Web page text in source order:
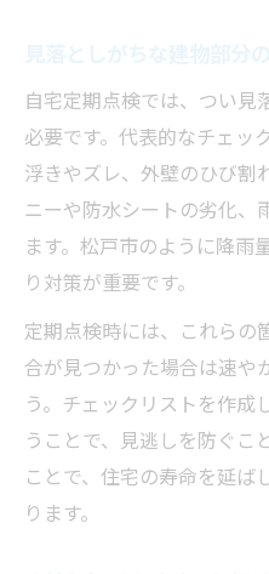
自宅定期点検では、つい見
必要です。代表的なチェッ
浮きやズレ、外壁のひび割
ニーや防水シートの劣化、
ます。松戸市のように降雨
り対策が重要です。
定期点検時には、これらの
合が見つかった場合は速や
う。チェックリストを作成
うことで、見逃しを防ぐこ
ことで、住宅の寿命を延ば
ります。